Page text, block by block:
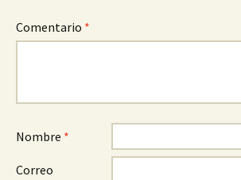
Comentario *
Nombre *
Correo